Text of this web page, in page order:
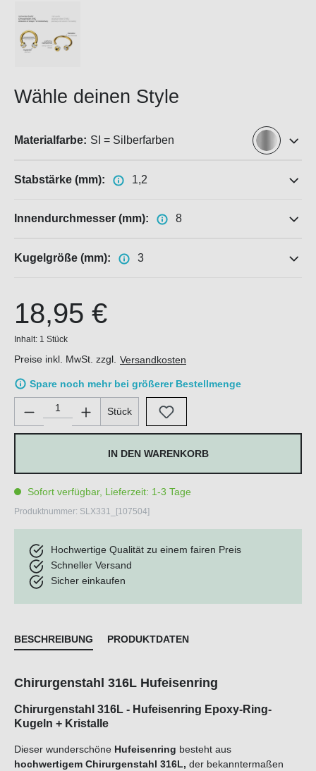
Wähle deinen Style
Materialfarbe: SI = Silberfarben
Stabstärke (mm): 1,2
Innendurchmesser (mm): 8
Kugelgröße (mm): 3
18,95 €
Inhalt: 1 Stück
Preise inkl. MwSt. zzgl. Versandkosten
Spare noch mehr bei größerer Bestellmenge
Produkt Anzahl: Gib den gewünschten Wert ein oder
Stück
IN DEN WARENKORB
Sofort verfügbar, Lieferzeit: 1-3 Tage
Produktnummer: SLX331_[107504]
Hochwertige Qualität zu einem fairen Preis
Schneller Versand
Sicher einkaufen
BESCHREIBUNG PRODUKTDATEN
Chirurgenstahl 316L Hufeisenring
Chirurgenstahl 316L - Hufeisenring Epoxy-Ring-
Kugeln + Kristalle
Dieser wunderschöne Hufeisenring besteht aus
hochwertigem Chirurgenstahl 316L, der bekanntermaßen